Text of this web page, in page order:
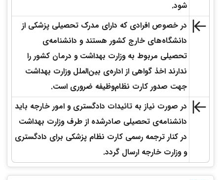
شود.
در خصوص افرادی که دارای مدرک تحصیلی پزشکی از
دانشگاه‌های خارج کشور هستند و دانشنامه‌ی
تحصیلی مربوط به وزارت بهداشت و درمان کشور را
ندارند اخذ گواهی از اداره‌ی بین‌الملل وزارت بهداشت
جهت صدور کارت نظام‌وظیفه ضروری است.
در صورت نیاز به تائیدات دادگستری و امور خارجه باید
دانشنامه‌ی تحصیلی صادرشده از طرف وزارت بهداشت
در کنار ترجمه رسمی کارت نظام پزشکی برای دادگستری
و وزارت خارجه ارسال گردد.